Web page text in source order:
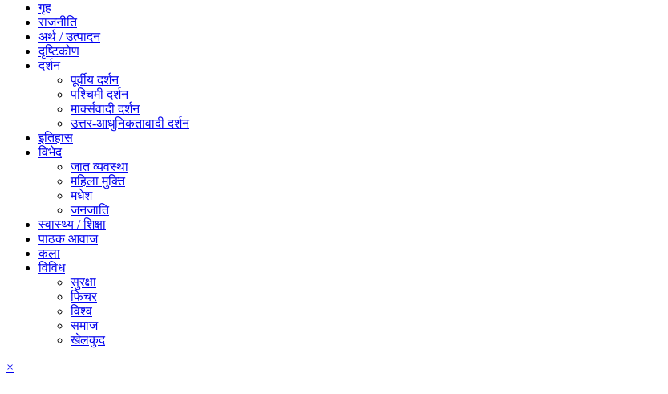
गृह
राजनीति
अर्थ / उत्पादन
दृष्टिकोण
दर्शन
पूर्वीय दर्शन
पश्चिमी दर्शन
मार्क्सवादी दर्शन
उत्तर-आधुनिकतावादी दर्शन
इतिहास
विभेद
जात व्यवस्था
महिला मुक्ति
मधेश
जनजाति
स्वास्थ्य / शिक्षा
पाठक आवाज
कला
विविध
सुरक्षा
फिचर
विश्व
समाज
खेलकुद
×